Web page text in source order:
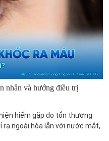
nhân và hướng điều trị
hiếm gặp do tổn thương
ngoài hòa lẫn với nước mắt,